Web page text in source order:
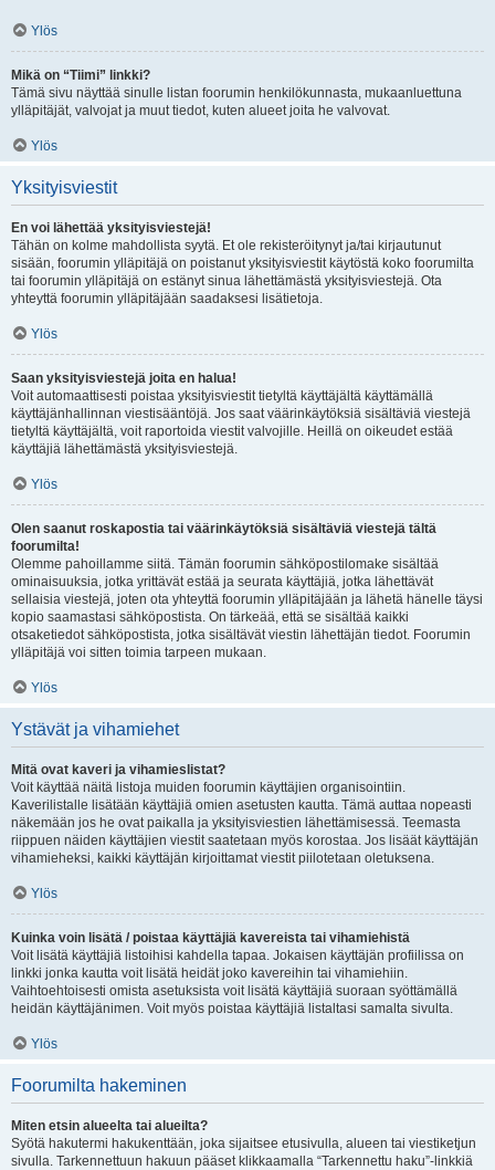
Ylös
Mikä on “Tiimi” linkki?
Tämä sivu näyttää sinulle listan foorumin henkilökunnasta, mukaanluettuna
ylläpitäjät, valvojat ja muut tiedot, kuten alueet joita he valvovat.
Ylös
Yksityisviestit
En voi lähettää yksityisviestejä!
Tähän on kolme mahdollista syytä. Et ole rekisteröitynyt ja/tai kirjautunut
sisään, foorumin ylläpitäjä on poistanut yksityisviestit käytöstä koko foorumilta
tai foorumin ylläpitäjä on estänyt sinua lähettämästä yksityisviestejä. Ota
yhteyttä foorumin ylläpitäjään saadaksesi lisätietoja.
Ylös
Saan yksityisviestejä joita en halua!
Voit automaattisesti poistaa yksityisviestit tietyltä käyttäjältä käyttämällä
käyttäjänhallinnan viestisääntöjä. Jos saat väärinkäytöksiä sisältäviä viestejä
tietyltä käyttäjältä, voit raportoida viestit valvojille. Heillä on oikeudet estää
käyttäjiä lähettämästä yksityisviestejä.
Ylös
Olen saanut roskapostia tai väärinkäytöksiä sisältäviä viestejä tältä
foorumilta!
Olemme pahoillamme siitä. Tämän foorumin sähköpostilomake sisältää
ominaisuuksia, jotka yrittävät estää ja seurata käyttäjiä, jotka lähettävät
sellaisia viestejä, joten ota yhteyttä foorumin ylläpitäjään ja lähetä hänelle täysi
kopio saamastasi sähköpostista. On tärkeää, että se sisältää kaikki
otsaketiedot sähköpostista, jotka sisältävät viestin lähettäjän tiedot. Foorumin
ylläpitäjä voi sitten toimia tarpeen mukaan.
Ylös
Ystävät ja vihamiehet
Mitä ovat kaveri ja vihamieslistat?
Voit käyttää näitä listoja muiden foorumin käyttäjien organisointiin.
Kaverilistalle lisätään käyttäjiä omien asetusten kautta. Tämä auttaa nopeasti
näkemään jos he ovat paikalla ja yksityisviestien lähettämisessä. Teemasta
riippuen näiden käyttäjien viestit saatetaan myös korostaa. Jos lisäät käyttäjän
vihamieheksi, kaikki käyttäjän kirjoittamat viestit piilotetaan oletuksena.
Ylös
Kuinka voin lisätä / poistaa käyttäjiä kavereista tai vihamiehistä
Voit lisätä käyttäjiä listoihisi kahdella tapaa. Jokaisen käyttäjän profiilissa on
linkki jonka kautta voit lisätä heidät joko kavereihin tai vihamiehiin.
Vaihtoehtoisesti omista asetuksista voit lisätä käyttäjiä suoraan syöttämällä
heidän käyttäjänimen. Voit myös poistaa käyttäjiä listaltasi samalta sivulta.
Ylös
Foorumilta hakeminen
Miten etsin alueelta tai alueilta?
Syötä hakutermi hakukenttään, joka sijaitsee etusivulla, alueen tai viestiketjun
sivulla. Tarkennettuun hakuun pääset klikkaamalla “Tarkennettu haku”-linkkiä